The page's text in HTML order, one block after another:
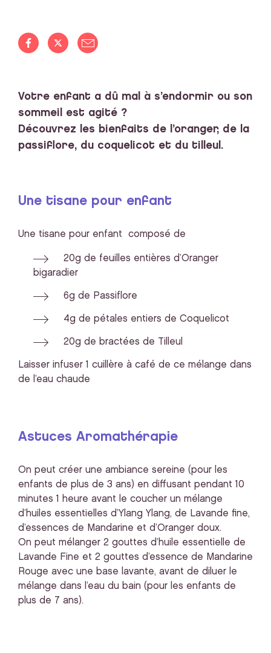
Votre enfant a dû mal à s’endormir ou son
sommeil est agité ?
Découvrez les bienfaits de l’oranger, de la
passiflore, du coquelicot et du tilleul.
Une tisane pour enfant
Une tisane pour enfant composé de
20g de feuilles entières d’Oranger
bigaradier
6g de Passiflore
4g de pétales entiers de Coquelicot
20g de bractées de Tilleul
Laisser infuser 1 cuillère à café de ce mélange dans
de l’eau chaude
Astuces Aromathérapie
On peut créer une ambiance sereine (pour les
enfants de plus de 3 ans) en diffusant pendant 10
minutes 1 heure avant le coucher un mélange
d’huiles essentielles d’Ylang Ylang, de Lavande fine,
d’essences de Mandarine et d’Oranger doux.
On peut mélanger 2 gouttes d’huile essentielle de
Lavande Fine et 2 gouttes d’essence de Mandarine
Rouge avec une base lavante, avant de diluer le
mélange dans l’eau du bain (pour les enfants de
plus de 7 ans).